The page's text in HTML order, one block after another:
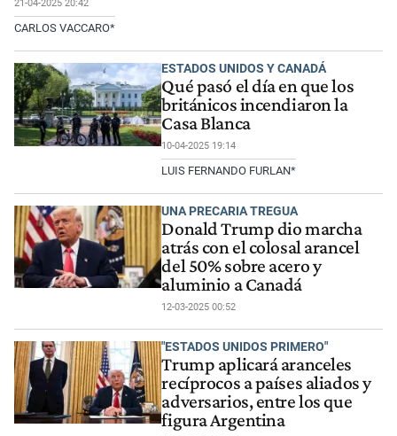
21-04-2025 20:42
CARLOS VACCARO*
ESTADOS UNIDOS Y CANADÁ
Qué pasó el día en que los
británicos incendiaron la
Casa Blanca
10-04-2025 19:14
LUIS FERNANDO FURLAN*
UNA PRECARIA TREGUA
Donald Trump dio marcha
atrás con el colosal arancel
del 50% sobre acero y
aluminio a Canadá
12-03-2025 00:52
"ESTADOS UNIDOS PRIMERO"
Trump aplicará aranceles
recíprocos a países aliados y
adversarios, entre los que
figura Argentina